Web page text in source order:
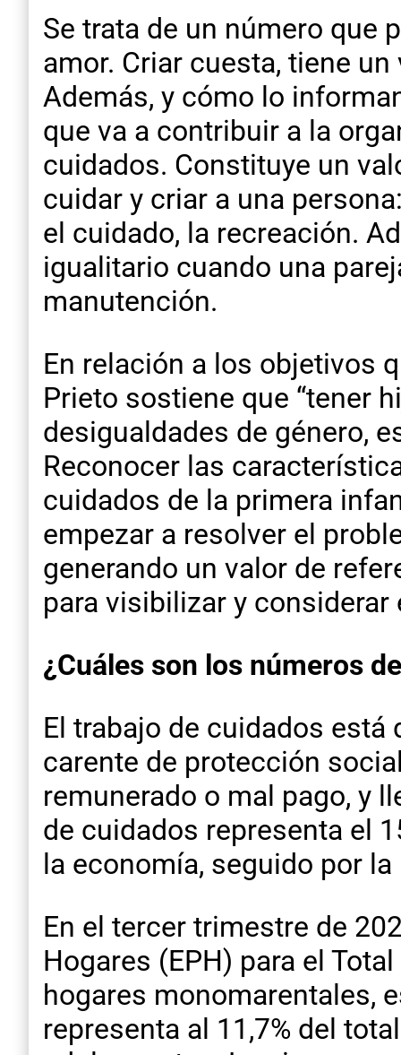
Se trata de un número que
amor. Criar cuesta, tiene
Además, y cómo lo
que va a contribuir a la
cuidados. Constituye un
cuidar y criar a una
el cuidado, la recreación.
igualitario cuando una
manutención.
En relación a los objetivos
Prieto sostiene que “tener
desigualdades de género,
Reconocer las
cuidados de la primera
empezar a resolver el
generando un valor de
para visibilizar y
¿Cuáles son los números
El trabajo de cuidados está
carente de protección
remunerado o mal pago, y
de cuidados representa el
la economía, seguido por
En el tercer trimestre de
Hogares (EPH) para el
hogares monomarentales,
representa al 11,7% del